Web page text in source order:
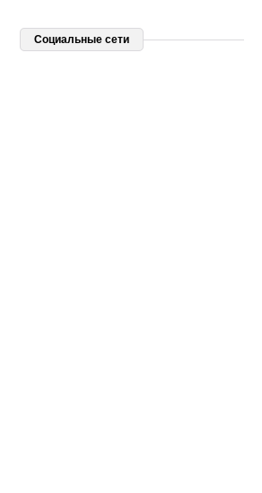
Социальные сети